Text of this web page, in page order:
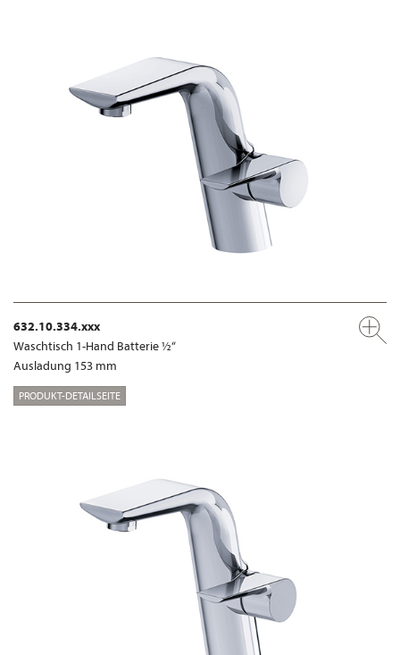
632.10.334.xxx
Waschtisch 1-Hand Batterie ½“
Ausladung 153 mm
PRODUKT-DETAILSEITE